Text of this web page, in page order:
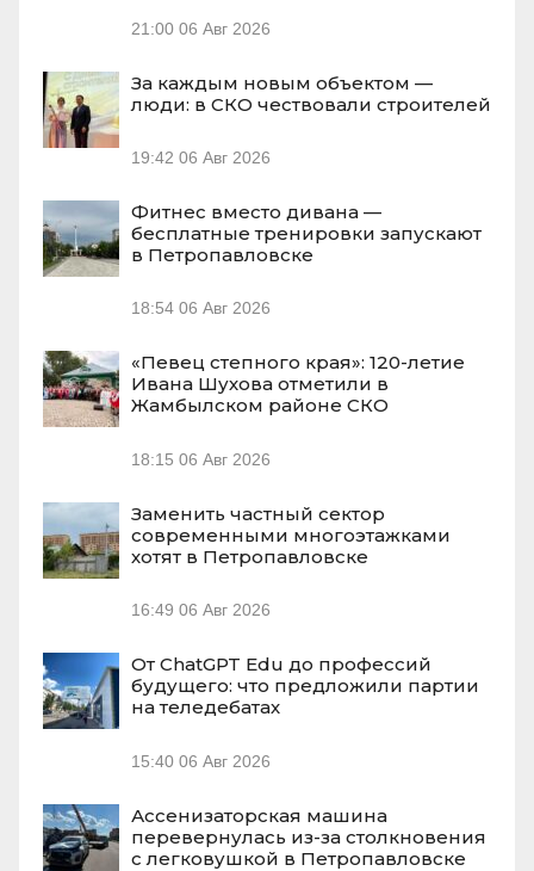
21:00 06 Авг 2026
За каждым новым объектом —
люди: в СКО чествовали строителей
19:42 06 Авг 2026
Фитнес вместо дивана —
бесплатные тренировки запускают
в Петропавловске
18:54 06 Авг 2026
«Певец степного края»: 120-летие
Ивана Шухова отметили в
Жамбылском районе СКО
18:15 06 Авг 2026
Заменить частный сектор
современными многоэтажками
хотят в Петропавловске
16:49 06 Авг 2026
От ChatGPT Edu до профессий
будущего: что предложили партии
на теледебатах
15:40 06 Авг 2026
Ассенизаторская машина
перевернулась из-за столкновения
с легковушкой в Петропавловске